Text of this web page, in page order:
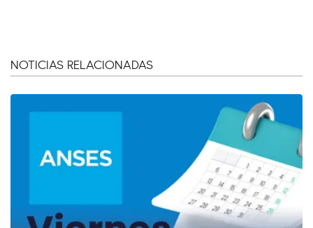
NOTICIAS RELACIONADAS